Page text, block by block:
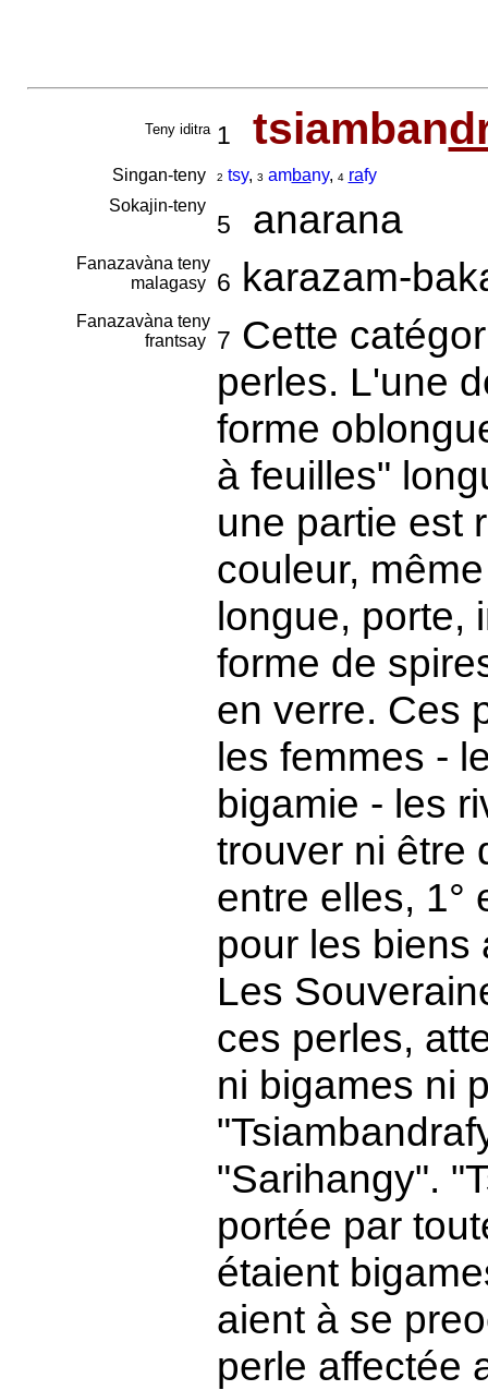
Teny iditra 1 tsiamban
Singan-teny 2 tsy, 3 ambany, 4 rafy
Sokajin-teny
5 anarana
Fanazavàna teny
malagasy
6 karazam-
Fanazavàna teny
frantsay
7 Cette
perles. L'une
forme
à feuilles"
une partie est
couleur,
longue, porte,
forme de
en verre. Ces
les femmes -
bigamie - les
trouver ni être
entre elles, 1°
pour les biens
Les
ces perles,
ni bigames ni
"Sarihangy".
portée par
étaient
aient à se
perle affectée